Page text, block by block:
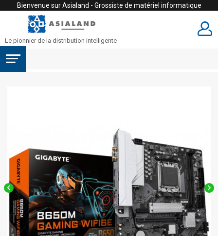
Bienvenue sur Asialand - Grossiste de matériel informatique
Le pionnier de la distribution intelligente
 